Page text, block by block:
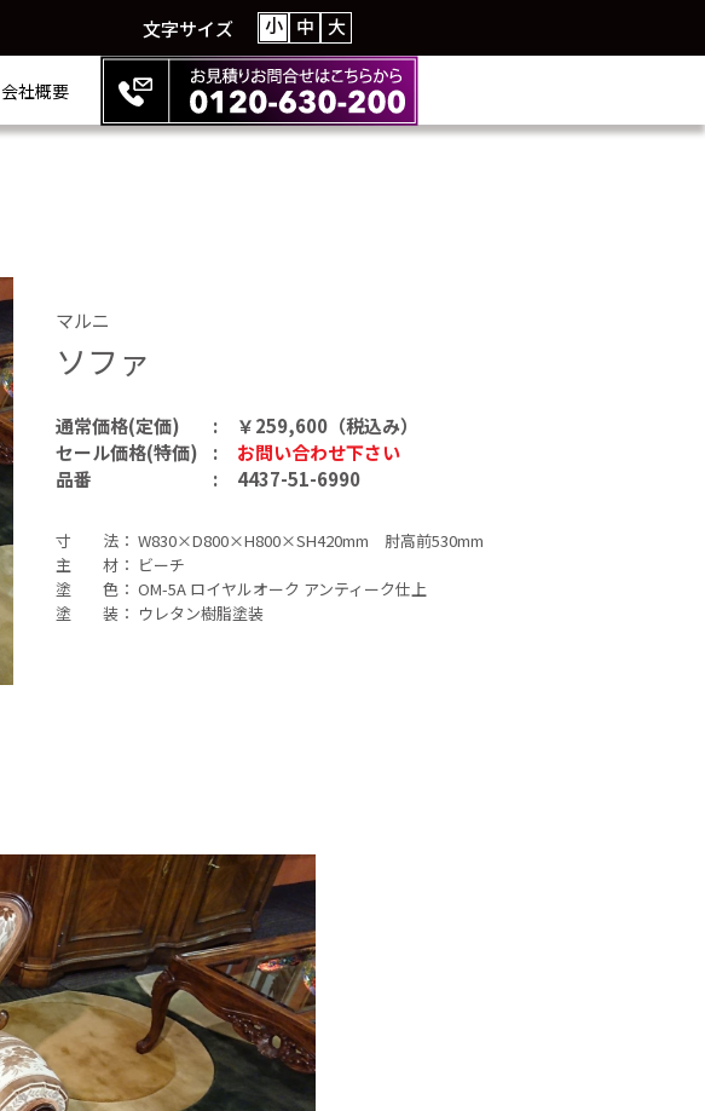
文字サイズ 小 中 大
会社概要
マルニ
ソファ
通常価格(定価)
￥259,600（税込み）
セール価格(特価)
お問い合わせ下さい
品番
4437-51-6990
寸 法： W830×D800×H800×SH420mm 肘高前530mm
主 材： ビーチ
塗 色： OM-5A ロイヤルオーク アンティーク仕上
塗 装： ウレタン樹脂塗装